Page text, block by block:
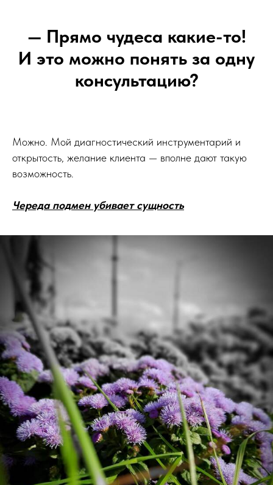
— Прямо чудеса какие-то!
И это можно понять за одну
консультацию?
Можно. Мой диагностический инструментарий и
открытость, желание клиента — вполне дают такую
возможность.
Череда подмен убивает сущность